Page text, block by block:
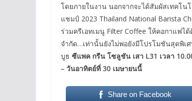
โดยภายในงาน นอกจากจะได้สัมผัสเทคโน
แชมป์ 2023 Thailand National Barista
ร่วมครีเอทเมนู Filter Coffee ให้คอกาแฟ
จำกัด…เท่านั้นยังไม่พอยังมีโปรโมชันสุดพิเ
บูธ ซีแพค กรีน โซลูชัน เสา L31 เวลา
– วันอาทิตย์ที่ 30 เมษายนนี้
Share on Facebook